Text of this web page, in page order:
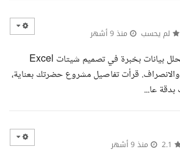
لم يحسب منذ 9 أشهر
السلام عليكم أنا أحمد، محلل بيانات بخبرة في تصميم شيتات Excel
والانصراف. قرأت تفاصيل مشروع حضرتك بعناية،
بدقة عا...
منذ 9 أشهر